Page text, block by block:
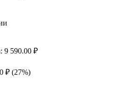
9 590.00 ₽
₽ (27%)